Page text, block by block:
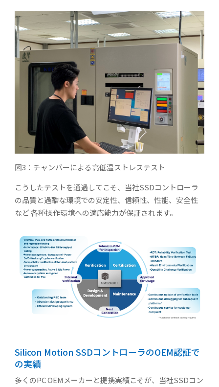
図3：チャンバーによる高低温ストレステスト
こうしたテストを通過してこそ、当社SSDコントローラ
の品質と過酷な環境での安定性、信頼性、性能、安全性
など 各種操作環境への適応能力が保証されます。
Silicon Motion SSDコントローラのOEM認証で
の実績
多くのPC OEMメーカーと提携実績こそが、当社SSDコン